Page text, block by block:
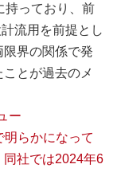
持っており、前
流用を前提とし
界の関係で発
とが過去のメ
ー
明らかになって
同社では2024年6